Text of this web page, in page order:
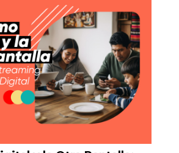
Silencioso: Del Ruido a
Calle